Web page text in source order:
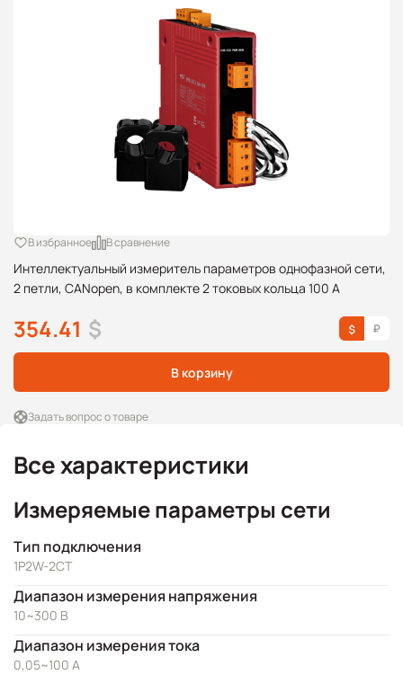
Интеллектуальный измеритель параметров однофазной сети,
2 петли, CANopen, в комплекте 2 токовых кольца 100 А
В избранное В сравнение
354.41 $
В корзину
Задать вопрос о товаре
Все характеристики
Измеряемые параметры сети
Тип подключения
1P2W-2CT
Диапазон измерения напряжения
10~300 В
Диапазон измерения тока
0,05~100 A